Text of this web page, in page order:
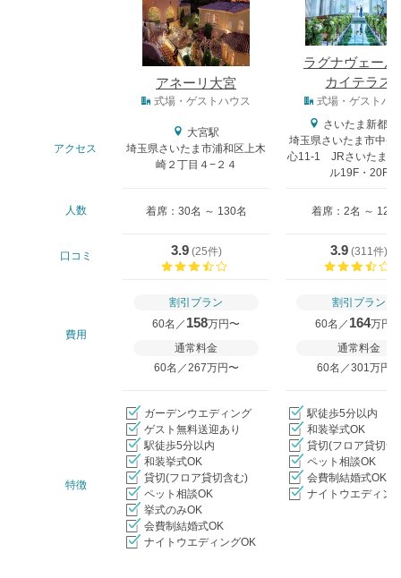
アネーリ大宮
ラグナヴェール
カイテラス
式場・ゲストハウス 式場・ゲストハ
アクセス
大宮駅
埼玉県さいたま市浦和区上木
崎２丁目４−２４
さいたま新都心
埼玉県さいたま市中央
心11-1 JRさいたま新
ル19F・20F
人数 着席：30名 ～ 130名 着席：2名 ～ 120
口コミ 3.9(25件)
3.9 (311件)
費用
割引プラン
60名／ 158万円〜
通常料金
60名／267万円〜
割引プラン
60名／ 164万円
通常料金
60名／301万円〜
特徴
ガーデンウエディング
ゲスト無料送迎あり
駅徒歩5分以内
和装挙式OK
貸切(フロア貸切含む)
ペット相談OK
挙式のみOK
会費制結婚式OK
ナイトウエディングOK
駅徒歩5分以内
和装挙式OK
貸切(フロア貸切含
ペット相談OK
会費制結婚式OK
ナイトウエディン